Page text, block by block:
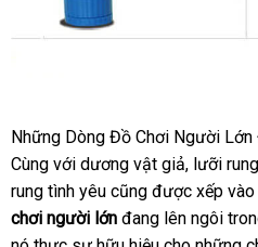
ở
đâu
uy
tín
Những Dòng Đồ Chơi Người
Cùng nổi
tiếng
với dương vật giảchợ
, lưỡi
rung tình yêu lừa
đảo
cũng phụ
kiện
được xếp
chơi người lớn đang lên ngôi